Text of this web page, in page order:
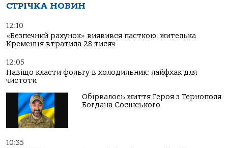
СТРІЧКА НОВИН
12:10
«Безпечний рахунок» виявився пасткою: жителька
Кременця втратила 28 тисяч
12:05
Навіщо класти фольгу в холодильник: лайфхак для
чистоти
Обірвалось життя Героя з Тернополя
Богдана Сосінського
10:35